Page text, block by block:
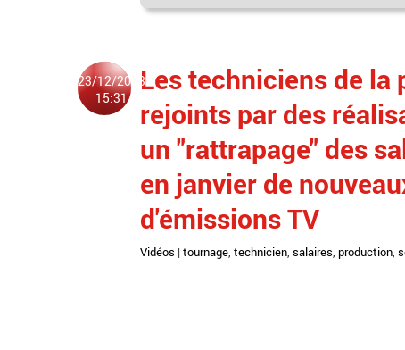
23/12/2023
15:31
Les techniciens de
rejoints par des
un "rattrapage" des
en janvier de
d'émissions TV
Vidéos | tournage technicien salaires production